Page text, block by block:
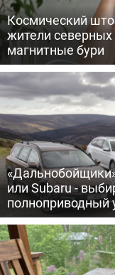
Космический
жители
магнитные бури
или Subaru -
полноприводный